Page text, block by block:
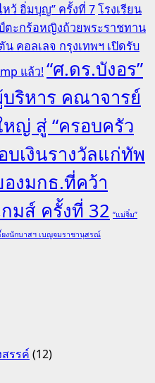
หว้ อิ่มบุญ” ครั้งที่ 7โรงเรียน
ะกร้อหญิงถ้วยพระราชทาน
คอลเลจ กรุงเทพฯ เปิดรับ
แล้ว!“ศ.ดร.บังอร”
ริหาร คณาจารย์
ญ่ สู่ “ครอบครัว
บเงินรางวัลแก่ทัพ
งมกธ.ที่คว้า
มส์ ครั้งที่ 32 “แม่จิ๋ม”
ยงนักบาสฯ เบญจมราชานุสรณ์
สรรค์(12)